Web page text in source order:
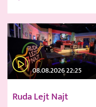
08.08.2026 22:25
Ruda Lejt Najt